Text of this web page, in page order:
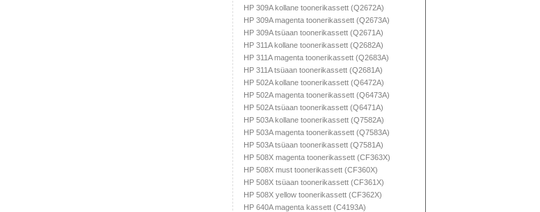
HP 309A kollane toonerikassett (Q2672A)
HP 309A magenta toonerikassett (Q2673A)
HP 309A tsüaan toonerikassett (Q2671A)
HP 311A kollane toonerikassett (Q2682A)
HP 311A magenta toonerikassett (Q2683A)
HP 311A tsüaan toonerikassett (Q2681A)
HP 502A kollane toonerikassett (Q6472A)
HP 502A magenta toonerikassett (Q6473A)
HP 502A tsüaan toonerikassett (Q6471A)
HP 503A kollane toonerikassett (Q7582A)
HP 503A magenta toonerikassett (Q7583A)
HP 503A tsüaan toonerikassett (Q7581A)
HP 508X magenta toonerikassett (CF363X)
HP 508X must toonerikassett (CF360X)
HP 508X tsüaan toonerikassett (CF361X)
HP 508X yellow toonerikassett (CF362X)
HP 640A magenta kassett (C4193A)